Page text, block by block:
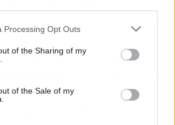
Processing Opt Outs
of the Sharing of my
of the Sale of my
‘Hey Mama’ (con David
fue lanzando varios
hasta que en 2018 publicó su
Got You’. También ha destacado
con J Balvin y David